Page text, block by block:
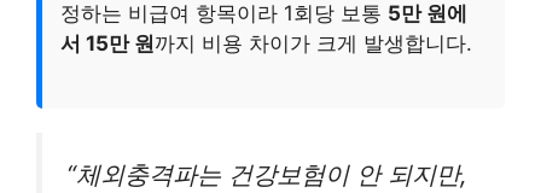
정하는 비급여 항목이라 1회당 보통 5만 원에
서 15만 원까지 비용 차이가 크게 발생합니다.
“체외충격파는 건강보험이 안 되지만,